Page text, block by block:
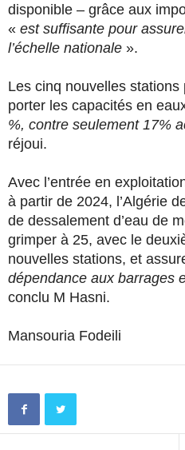
disponible – grâce aux
« est suffisante pour
l’échelle nationale ».
Les cinq nouvelles
porter les capacités en
%, contre seulement 17%
réjoui.
Avec l’entrée en
à partir de 2024, l’Algérie
de dessalement d’eau de
grimper à 25, avec le
nouvelles stations, et
dépendance aux barrages
conclu M Hasni.
Mansouria Fodeili